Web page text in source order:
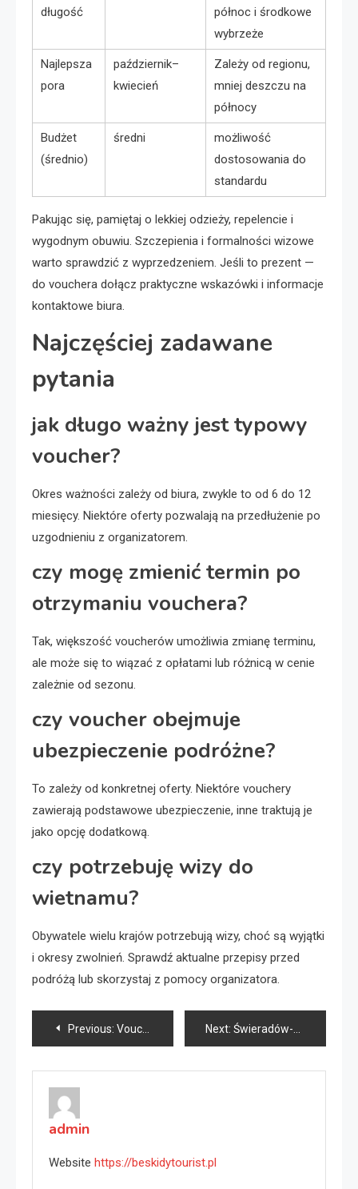
długość
północ i środkowe
wybrzeże
Najlepsza
pora
październik–
kwiecień
Zależy od regionu,
mniej deszczu na
północy
Budżet
(średnio)
średni
możliwość
dostosowania do
standardu
Pakując się, pamiętaj o lekkiej odzieży, repelencie i
wygodnym obuwiu. Szczepienia i formalności wizowe
warto sprawdzić z wyprzedzeniem. Jeśli to prezent —
do vouchera dołącz praktyczne wskazówki i informacje
kontaktowe biura.
Najczęściej zadawane
pytania
jak długo ważny jest typowy
voucher?
Okres ważności zależy od biura, zwykle to od 6 do 12
miesięcy. Niektóre oferty pozwalają na przedłużenie po
uzgodnieniu z organizatorem.
czy mogę zmienić termin po
otrzymaniu vouchera?
Tak, większość voucherów umożliwia zmianę terminu,
ale może się to wiązać z opłatami lub różnicą w cenie
zależnie od sezonu.
czy voucher obejmuje
ubezpieczenie podróżne?
To zależy od konkretnej oferty. Niektóre vouchery
zawierają podstawowe ubezpieczenie, inne traktują je
jako opcję dodatkową.
czy potrzebuję wizy do
wietnamu?
Obywatele wielu krajów potrzebują wizy, choć są wyjątki
i okresy zwolnień. Sprawdź aktualne przepisy przed
podróżą lub skorzystaj z pomocy organizatora.
Nawigacja
wpisu
Previous: Vouchery na wycieczki — prosty sposób na firmowy wyjazd za granicę Next: Świeradów-Zdrój: noclegi z basenem i wyżywieniem w górskim SPA
admin
Website https://beskidytourist.pl